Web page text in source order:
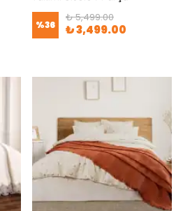
%36
₺ 5,499.00
₺ 3,499.00